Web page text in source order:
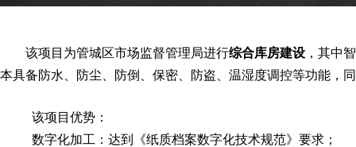
该项目为管城区市场监督管理局进行综合库房建设 ，其中
本具备防水、防尘、防倒、保密、防盗、温湿度调控等功能，
该项目优势：
数字化加工：达到《纸质档案数字化技术规范》要求；